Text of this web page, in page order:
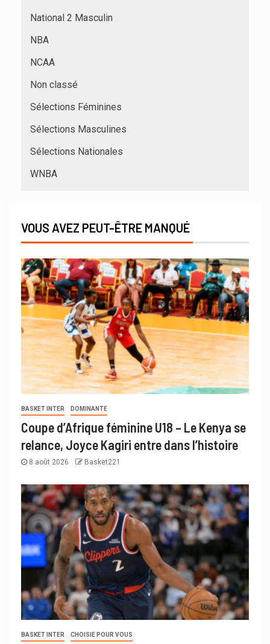
National 2 Masculin
NBA
NCAA
Non classé
Sélections Féminines
Sélections Masculines
Sélections Nationales
WNBA
VOUS AVEZ PEUT-ÊTRE MANQUÉ
BASKET INTER DOMINANTE
Coupe d’Afrique féminine U18 – Le Kenya se
relance, Joyce Kagiri entre dans l’histoire
8 août 2026 Basket221
BASKET INTER CHOISIE POUR VOUS